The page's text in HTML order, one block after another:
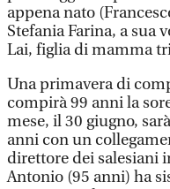
appena nato
Stefania Farina, a sua
Lai, figlia di mamma
Una primavera di
compirà 99 anni la
mese, il 30 giugno,
anni con un
direttore dei salesiani
Antonio (95 anni) ha